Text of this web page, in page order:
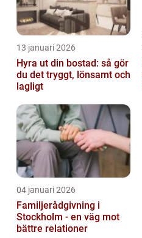
13 januari 2026
Hyra ut din bostad: så gör
du det tryggt, lönsamt och
lagligt
04 januari 2026
Familjerådgivning i
Stockholm - en väg mot
bättre relationer